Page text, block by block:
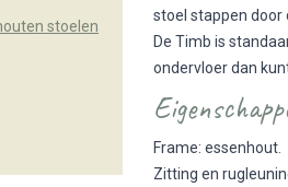
stoelen
stoel stappen door
De Timb is
ondervloer dan
Frame: essenhout.
Zitting en